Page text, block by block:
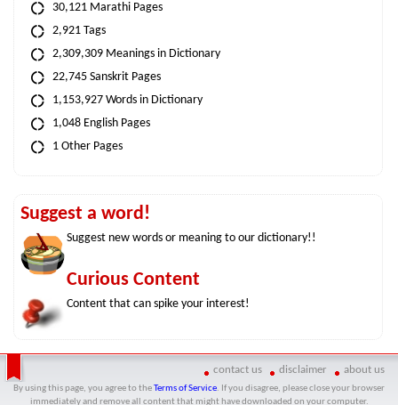
30,121 Marathi Pages
2,921 Tags
2,309,309 Meanings in Dictionary
22,745 Sanskrit Pages
1,153,927 Words in Dictionary
1,048 English Pages
1 Other Pages
Suggest a word!
Suggest new words or meaning to our dictionary!!
Curious Content
Content that can spike your interest!
contact us disclaimer about us
By using this page, you agree to the Terms of Service. If you disagree, please close your browser
immediately and remove all content that might have downloaded on your computer.